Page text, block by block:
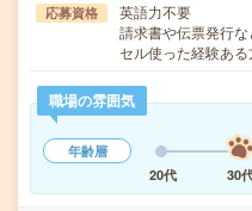
応募資格
英語力不要
請求書や伝票発行
セル使った経験あ
職場の雰囲気
年齢層
20代
30